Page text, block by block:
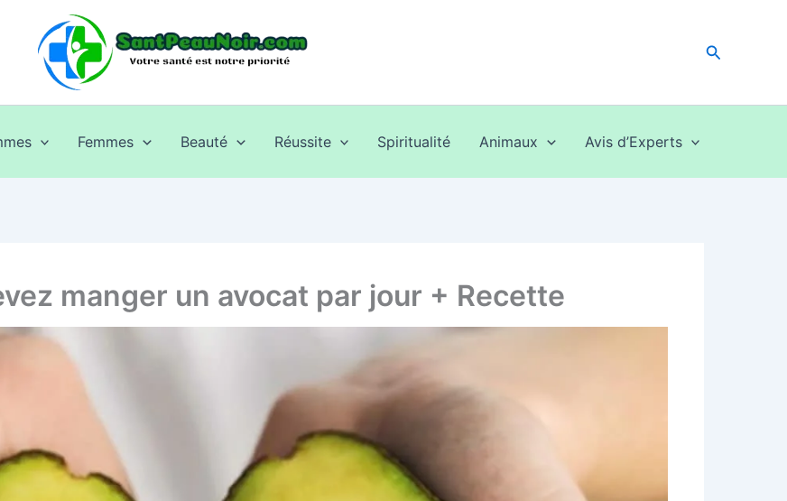
Femmes Beauté Réussite Spiritualité Animaux Avis d’Experts
manger un avocat par jour + Recette